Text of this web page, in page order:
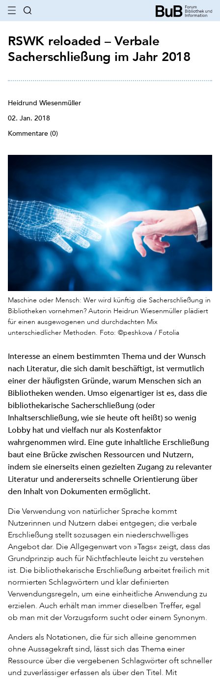
RSWK reloaded – Verbale
Sacherschließung im Jahr 2018
Heidrund Wiesenmüller
02. Jan. 2018
Kommentare (0)
Maschine oder Mensch: Wer wird künftig die Sacherschließung in
Bibliotheken vornehmen? Autorin Heidrun Wiesenmüller plädiert
für einen ausgewogenen und durchdachten Mix
unterschiedlicher Methoden. Foto: ©peshkova / Fotolia
Interesse an einem bestimmten Thema und der Wunsch
nach Literatur, die sich damit beschäftigt, ist vermutlich
einer der häufigsten Gründe, warum Menschen sich an
Bibliotheken wenden. Umso eigenartiger ist es, dass die
bibliothekarische Sacherschließung (oder
Inhaltserschließung, wie sie heute oft heißt) so wenig
Lobby hat und vielfach nur als Kostenfaktor
wahrgenommen wird. Eine gute inhaltliche Erschließung
baut eine Brücke zwischen Ressourcen und Nutzern,
indem sie einerseits einen gezielten Zugang zu relevanter
Literatur und andererseits schnelle Orientierung über
den Inhalt von Dokumenten ermöglicht.
Die Verwendung von natürlicher Sprache kommt
Nutzerinnen und Nutzern dabei entgegen; die verbale
Erschließung stellt sozusagen ein niederschwelliges
Angebot dar. Die Allgegenwart von »Tags« zeigt, dass das
Grundprinzip auch für Nichtfachleute leicht zu verstehen
ist. Die bibliothekarische Erschließung arbeitet freilich mit
normierten Schlagwörtern und klar definierten
Verwendungsregeln, um eine einheitliche Anwendung zu
erzielen. Auch erhält man immer dieselben Treffer, egal
ob man mit der Vorzugsform sucht oder einem Synonym.
Anders als Notationen, die für sich alleine genommen
ohne Aussagekraft sind, lässt sich das Thema einer
Ressource über die vergebenen Schlagwörter oft schneller
und zuverlässiger erfassen als über den Titel. Mit